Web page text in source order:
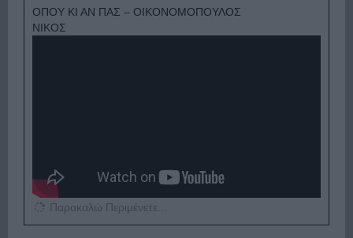
ΟΠΟΥ ΚΙ ΑΝ ΠΑΣ – ΟΙΚΟΝΟΜΟΠΟΥΛΟΣ
ΝΙΚΟΣ
Παρακαλώ Περιμένετε...